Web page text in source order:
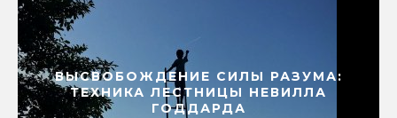
ВЫСВОБОЖДЕНИЕ СИЛЫ РАЗУМА:
ТЕХНИКА ЛЕСТНИЦЫ НЕВИЛЛА
ГОДДАРДА